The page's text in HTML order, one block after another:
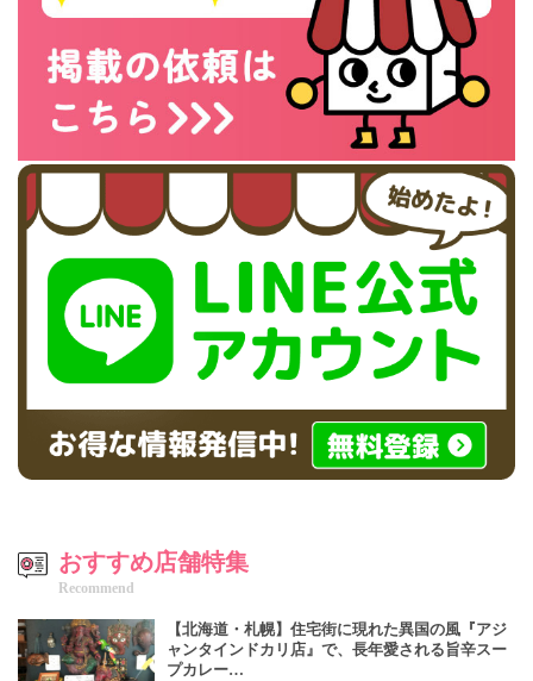
おすすめ店舗特集
Recommend
【北海道・札幌】住宅街に現れた異国の風『アジ
ャンタインドカリ店』で、長年愛される旨辛スー
プカレー…